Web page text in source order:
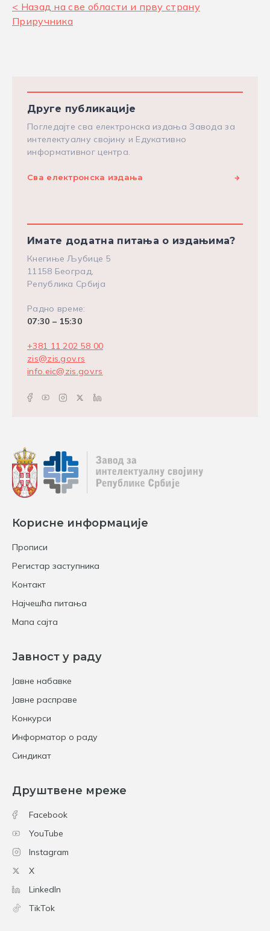
< Назад на све области и прву страну
Приручника
Друге публикације
Погледајте сва електронска издања Завода за
интелектуалну својину и Едукативно
информативног центра.
Сва електронска издања
Имате додатна питања о издањима?
Кнегиње Љубице 5
11158 Београд,
Република Србија
Радно време:
07:30 – 15:30
+381 11 202 58 00
zis@zis.gov.rs
info.eic@zis.gov.rs
Корисне информације
Прописи
Регистар заступника
Контакт
Најчешћа питања
Мапа сајта
Јавност у раду
Јавне набавке
Јавне расправе
Конкурси
Информатор о раду
Синдикат
Друштвене мреже
Facebook
YouTube
Instagram
X
LinkedIn
TikTok